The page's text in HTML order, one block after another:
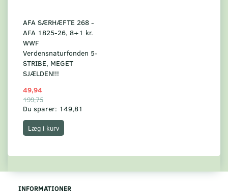
AFA SÆRHÆFTE 268 -
AFA 1825-26, 8+1 kr.
WWF
Verdensnaturfonden 5-
STRIBE, MEGET
SJÆLDEN!!!
49,94
199,75
Du sparer: 149,81
Læg i kurv
INFORMATIONER